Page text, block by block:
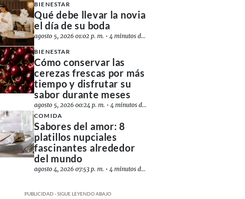
BIENESTAR
Qué debe llevar la novia
el día de su boda
agosto 5, 2026 01:02 p. m. •4 minutos de lectura
BIENESTAR
Cómo conservar las
cerezas frescas por más
tiempo y disfrutar su
sabor durante meses
agosto 5, 2026 00:24 p. m. •4 minutos de lectura
COMIDA
Sabores del amor: 8
platillos nupciales
fascinantes alrededor
del mundo
agosto 4, 2026 07:53 p. m. •4 minutos de lectura
PUBLICIDAD - SIGUE LEYENDO ABAJO